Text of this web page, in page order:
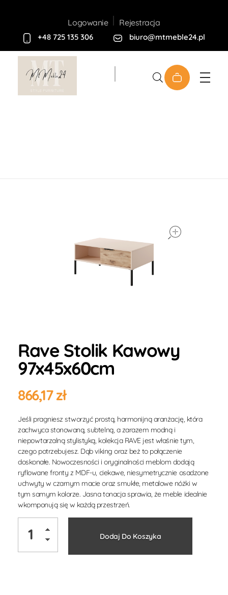
Logowanie Rejestracja
+48 725 135 306 biuro@mtmeble24.pl
Rave Stolik Kawowy
97x45x60cm
866,17zł
Jeśli pragniesz stworzyć prostą, harmonijną aranżację, która
zachwyca stonowaną, subtelną, a zarazem modną i
niepowtarzalną stylistyką, kolekcja RAVE jest właśnie tym,
czego potrzebujesz. Dąb viking oraz beż to połączenie
doskonałe. Nowoczesności i oryginalności meblom dodają
ryflowane fronty z MDF-u, ciekawe, niesymetrycznie osadzone
uchwyty w czarnym macie oraz smukłe, metalowe nóżki w
tym samym kolorze. Jasna tonacja sprawia, że meble idealnie
wkomponują się w każdą przestrzeń.
Dodaj Do Koszyka